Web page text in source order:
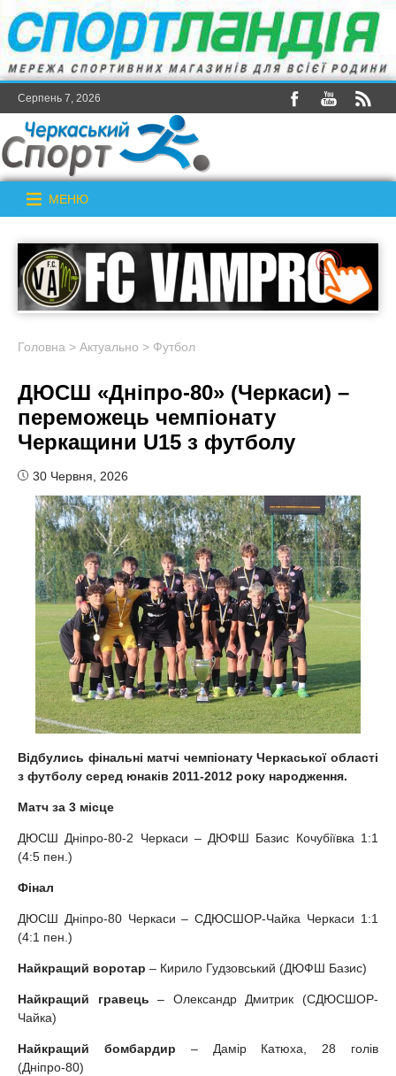
Серпень 7, 2026
МЕНЮ
Головна > Актуально > Футбол
ДЮСШ «Дніпро-80» (Черкаси) –
переможець чемпіонату
Черкащини U15 з футболу
30 Червня, 2026
Відбулись фінальні матчі чемпіонату Черкаської області
з футболу серед юнаків 2011-2012 року народження.
Матч за 3 місце
ДЮСШ Дніпро-80-2 Черкаси – ДЮФШ Базис Кочубіївка 1:1
(4:5 пен.)
Фінал
ДЮСШ Дніпро-80 Черкаси – СДЮСШОР-Чайка Черкаси 1:1
(4:1 пен.)
Найкращий воротар – Кирило Гудзовський (ДЮФШ Базис)
Найкращий гравець – Олександр Дмитрик (СДЮСШОР-
Чайка)
Найкращий бомбардир – Дамір Катюха, 28 голів
(Дніпро-80)